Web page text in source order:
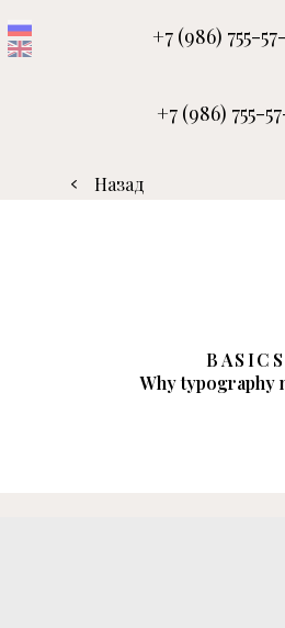
+7 (986) 755-
+7 (986) 755-
Назад
BASICS
Why typography